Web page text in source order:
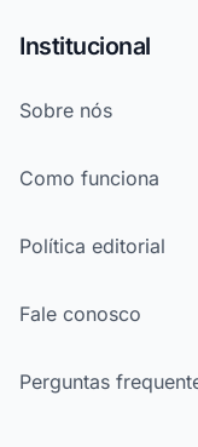
Institucional
Sobre nós
Como funciona
Política editorial
Fale conosco
Perguntas